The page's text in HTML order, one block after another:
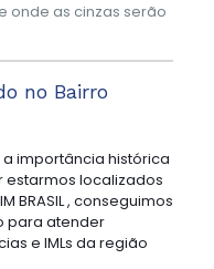
onde as cinzas serão
no Bairro
importância histórica
estarmos localizados
BRASIL , conseguimos
para atender
e IMLs da região